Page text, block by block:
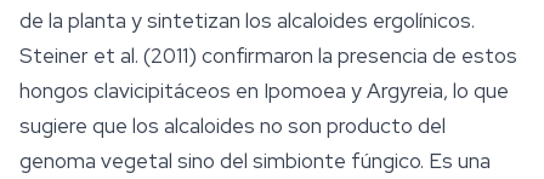
de la planta y sintetizan los alcaloides ergolínicos.
Steiner et al. (2011) confirmaron la presencia de estos
hongos clavicipitáceos en Ipomoea yArgyreia, lo que
sugiere que los alcaloides no son producto del
genoma vegetal sino del simbionte fúngico. Es una